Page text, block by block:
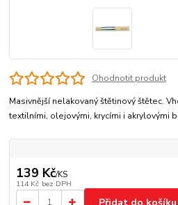
Ohodnotit produkt
Masivnější nelakovaný štětinový štětec.
textilními, olejovými, krycími i akrylovými
139 Kč/KS
114 Kč bez DPH